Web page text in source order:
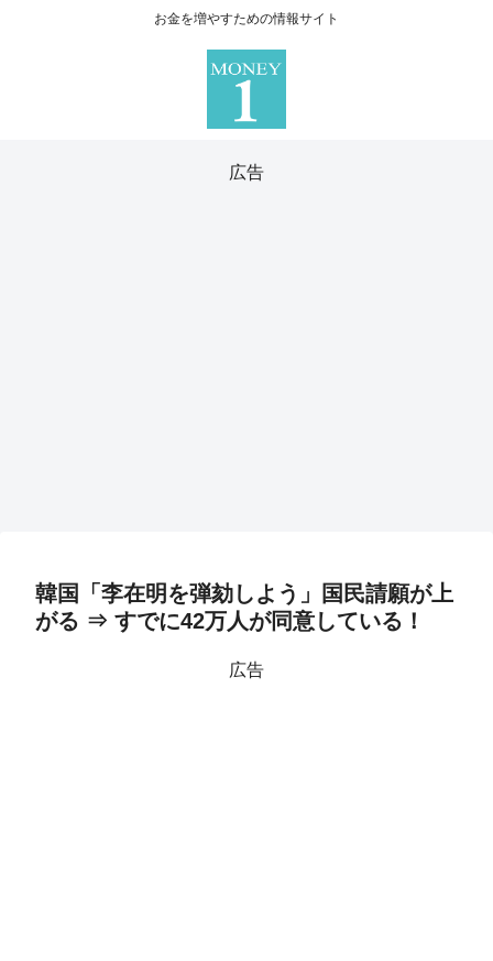
お金を増やすための情報サイト
広告
韓国「李在明を弾劾しよう」国民請願が上
がる ⇒ すでに42万人が同意している！
広告